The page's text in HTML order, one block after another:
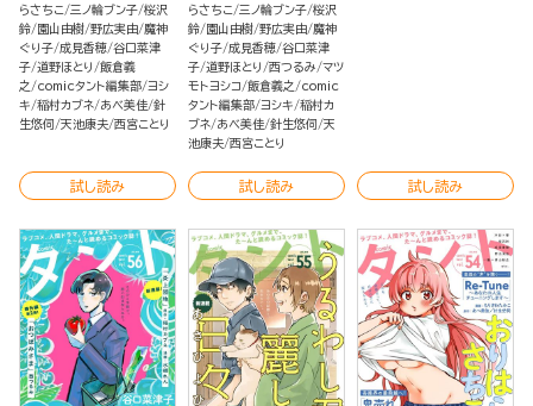
らさちこ 三ノ輪ブン子 桜沢
鈴 園山由樹 野広実由 魔神
ぐり子 成見香穂 谷口菜津
子 道野ほとり
飯倉義
之
comicタント編集部 ヨシ
キ 稲村カブネ あべ美佳 針
生悠伺 天池康夫 西宮ことり
試し読み
らさちこ 三ノ輪ブン子 桜沢
鈴 園山由樹 野広実由 魔神
ぐり子 成見香穂 谷口菜津
子 道野ほとり 西つるみ マツ
モトヨシコ 飯倉義之
comic
タント編集部 ヨシキ 稲村カ
ブネ あべ美佳 針生悠伺 天
池康夫 西宮ことり
試し読み 試し読み